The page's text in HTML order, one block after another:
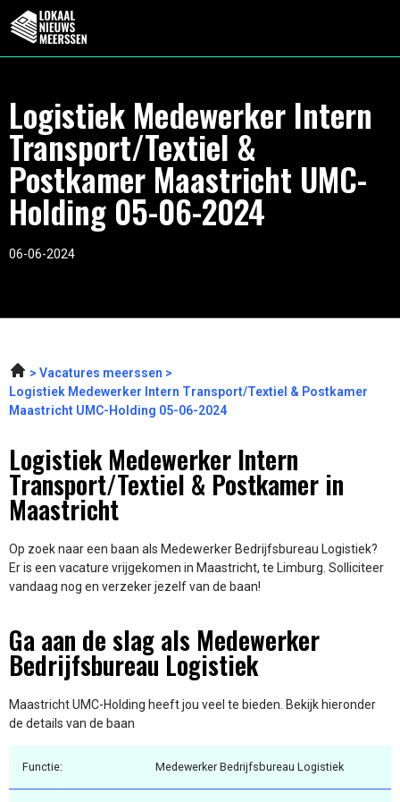
Logistiek Medewerker Intern
Transport/Textiel &
Postkamer Maastricht UMC-
Holding 05-06-2024
06-06-2024
Vacatures meerssen
Logistiek Medewerker Intern Transport/Textiel & Postkamer
Maastricht UMC-Holding 05-06-2024
Logistiek Medewerker Intern
Transport/Textiel & Postkamer in
Maastricht
Op zoek naar een baan als Medewerker Bedrijfsbureau Logistiek?
Er is een vacature vrijgekomen in Maastricht, te Limburg. Solliciteer
vandaag nog en verzeker jezelf van de baan!
Ga aan de slag als Medewerker
Bedrijfsbureau Logistiek
Maastricht UMC-Holding heeft jou veel te bieden. Bekijk hieronder
de details van de baan
Functie: Medewerker Bedrijfsbureau Logistiek